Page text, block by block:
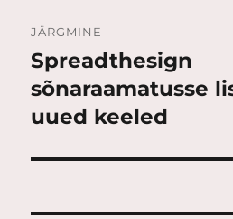
JÄRGMINE
Järgmine
postitus:
Spreadthesign
sõnaraamatusse
uued keeled